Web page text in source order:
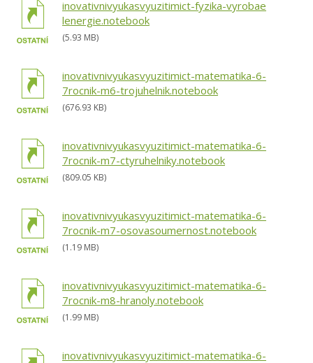
inovativnivyukasvyuzitimict-fyzika-vyrobae
lenergie.notebook
(5.93 MB)
inovativnivyukasvyuzitimict-matematika-6-
7rocnik-m6-trojuhelnik.notebook
(676.93 KB)
inovativnivyukasvyuzitimict-matematika-6-
7rocnik-m7-ctyruhelniky.notebook
(809.05 KB)
inovativnivyukasvyuzitimict-matematika-6-
7rocnik-m7-osovasoumernost.notebook
(1.19 MB)
inovativnivyukasvyuzitimict-matematika-6-
7rocnik-m8-hranoly.notebook
(1.99 MB)
inovativnivyukasvyuzitimict-matematika-6-